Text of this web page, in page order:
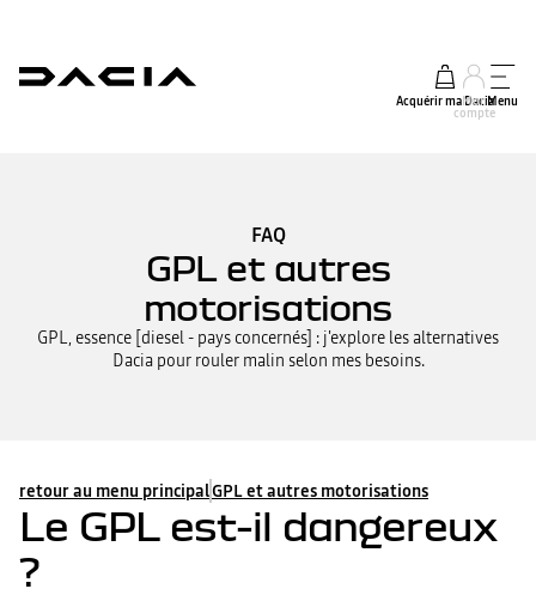
Acquérir ma Dacia
Mon
compte
Menu
FAQ
GPL et autres
motorisations
GPL, essence [diesel - pays concernés] : j'explore les alternatives
Dacia pour rouler malin selon mes besoins.
retour au menu principalGPL et autres motorisations
Le GPL est-il dangereux
?